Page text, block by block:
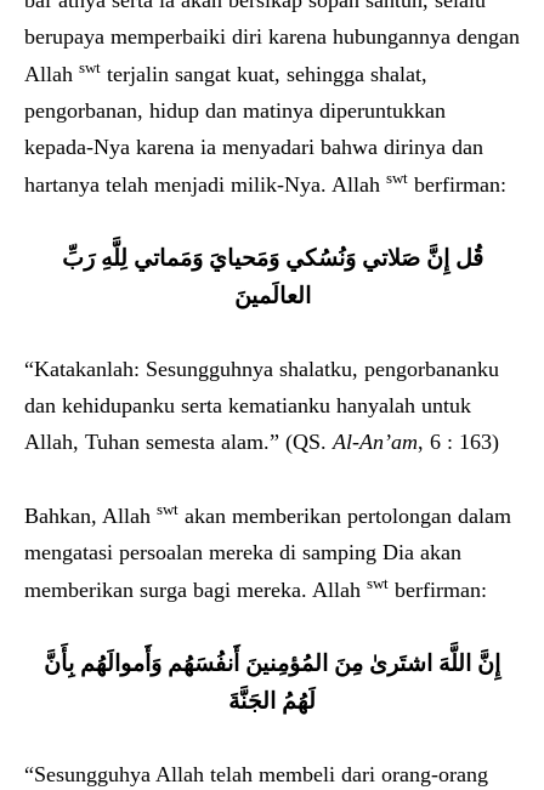
berupaya memperbaiki diri karena hubungannya dengan
Allah swt terjalin sangat kuat, sehingga shalat,
pengorbanan, hidup dan matinya diperuntukkan
kepada-Nya karena ia menyadari bahwa dirinya dan
hartanya telah menjadi milik-Nya. Allah swt berfirman:
قُل إِنَّ صَلاتي وَنُسُكي وَمَحيايَ وَمَماتي لِلَّهِ رَبِّ
العالَمينَ
“Katakanlah: Sesungguhnya shalatku, pengorbananku
dan kehidupanku serta kematianku hanyalah untuk
Allah, Tuhan semesta alam.” (QS.Al-An’am, 6 : 163)
Bahkan, Allah swt akan memberikan pertolongan dalam
mengatasi persoalan mereka di samping Dia akan
memberikan surga bagi mereka. Allah swt berfirman:
إِنَّ اللَّهَ اشتَرىٰ مِنَ المُؤمِنينَ أَنفُسَهُم وَأَموالَهُم بِأَنَّ
لَهُمُ الجَنَّةَ
“Sesungguhya Allah telah membeli dari orang-orang